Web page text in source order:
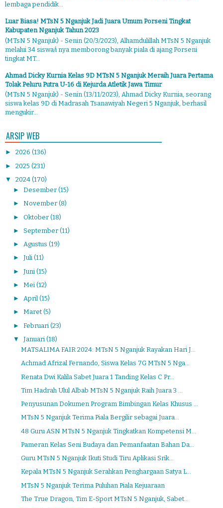
lembaga pendidik...
Luar Biasa! MTsN 5 Nganjuk Jadi Juara Umum Porseni Tingkat
Kabupaten Nganjuk Tahun 2023
(MTsN 5 Nganjuk) - Senin (20/3/2023), Alhamdulillah MTsN 5 Nganjuk
melalui 34 siswa/i nya memborong banyak piala di ajang Porseni
tingkat MT...
Ahmad Dicky Kurnia Kelas 9D MTsN 5 Nganjuk Meraih Juara Pertama
Tolak Peluru Putra U-16 di Kejurda Atletik Jawa Timur
(MTsN 5 Nganjuk) - Senin (13/11/2023), Ahmad Dicky Kurnia, seorang
siswa kelas 9D di Madrasah Tsanawiyah Negeri 5 Nganjuk, berhasil
mengukir...
ARSIP WEB
► 2026 (136)
► 2025 (231)
▼ 2024 (170)
► Desember (15)
► November (8)
► Oktober (18)
► September (11)
► Agustus (19)
► Juli (11)
► Juni (15)
► Mei (12)
► April (15)
► Maret (5)
► Februari (23)
▼ Januari (18)
MATSALIMA FAIR 2024: MTsN 5 Nganjuk Rayakan Hari J...
Achmad Afrizal Fernando, Siswa Kelas 7G MTsN 5 Nga...
Renata Dwi Kalila Sabet Juara 1 Tanding Kelas C Pr...
Tim Hadrah Ulul Albab MTsN 5 Nganjuk Raih Juara 3 ...
Penyusunan Dokumen Program Bimbingan Kelas Khusus ...
MTsN 5 Nganjuk Terima Piala Bergilir sebagai Juara...
48 Guru ASN MTsN 5 Nganjuk Tingkatkan Kompetensi M...
Pameran Kelas Seni Budaya dan Pemanfaatan Bahan Da...
Guru MTsN 5 Nganjuk Ikuti Studi Tiru Aplikasi Srik...
Kepala MTsN 5 Nganjuk Serahkan Penghargaan Satya L...
MTsN 5 Nganjuk Terima Puluhan Piala Kejuaraan
The True Dragon, Tim E-Sport MTsN 5 Nganjuk, Sabet...